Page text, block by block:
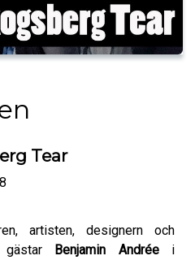
Tear
artisten, designern och
gästar Benjamin Andréei